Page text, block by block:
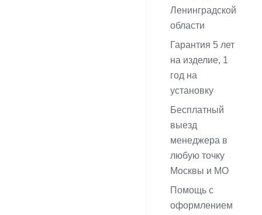
Ленинградской
области
Гарантия 5 лет
на изделие, 1
год на
установку
Бесплатный
выезд
менеджера в
любую точку
Москвы и МО
Помощь с
оформлением